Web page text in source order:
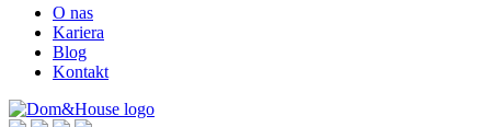
O nas
Kariera
Blog
Kontakt